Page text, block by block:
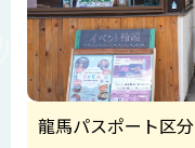
龍馬パスポート区分